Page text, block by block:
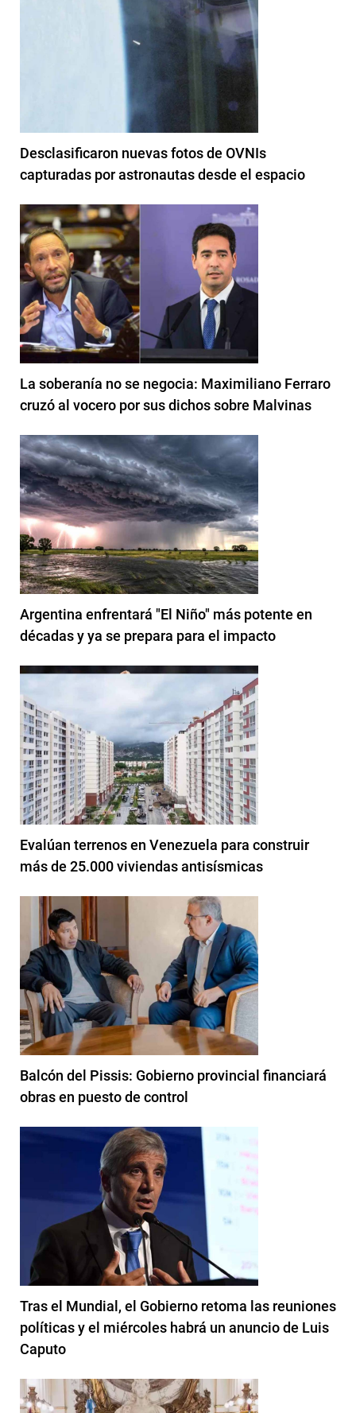
Desclasificaron nuevas fotos de OVNIs
capturadas por astronautas desde el espacio
La soberanía no se negocia: Maximiliano Ferraro
cruzó al vocero por sus dichos sobre Malvinas
Argentina enfrentará "El Niño" más potente en
décadas y ya se prepara para el impacto
Evalúan terrenos en Venezuela para construir
más de 25.000 viviendas antisísmicas
Balcón del Pissis: Gobierno provincial financiará
obras en puesto de control
Tras el Mundial, el Gobierno retoma las reuniones
políticas y el miércoles habrá un anuncio de Luis
Caputo